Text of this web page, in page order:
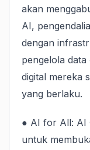
akan
AI,
dengan
pengelola data
digital mereka
yang berlaku.
● AI for All: AI
untuk